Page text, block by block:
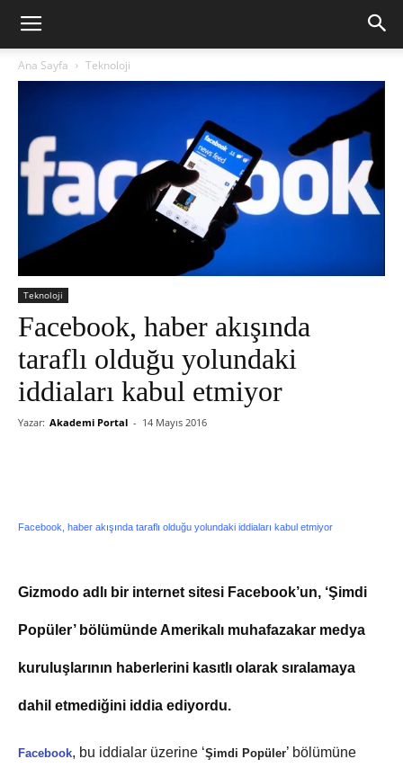
Ana Sayfa Teknoloji
Teknoloji
Facebook, haber akışında
taraflı olduğu yolundaki
iddiaları kabul etmiyor
Yazar: Akademi Portal - 14 Mayıs 2016
Facebook, haber akışında taraflı olduğu yolundaki iddiaları kabul etmiyor
Gizmodo adlı bir internet sitesi Facebook’un, ‘Şimdi
Popüler’ bölümünde Amerikalı muhafazakar medya
kuruluşlarının haberlerini kasıtlı olarak sıralamaya
dahil etmediğini iddia ediyordu.
Facebook, bu iddialar üzerine ‘Şimdi Popüler’ bölümüne